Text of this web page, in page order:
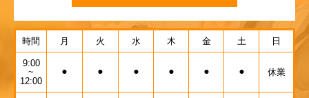
時間 月 火 水 木 金 土 日
9:00
~
12:00
⚫︎ ⚫︎ ⚫︎ ⚫︎ ⚫︎ ⚫︎ 休業